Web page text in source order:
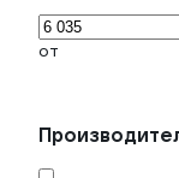
от